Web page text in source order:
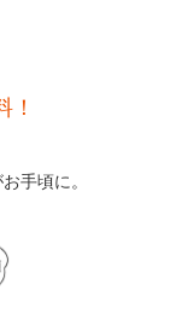
！
手頃に。